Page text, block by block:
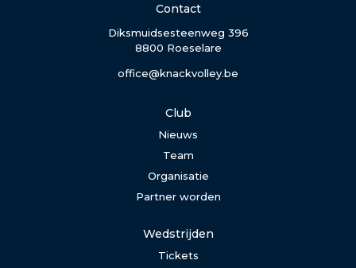
Contact
Diksmuidsesteenweg 396
8800 Roeselare
office@knackvolley.be
Club
Nieuws
Team
Organisatie
Partner worden
Wedstrijden
Tickets